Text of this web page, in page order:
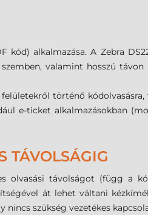
alkalmazása. A Zebra
valamint hosszú
történő
e-ticket alkalmazásokban
TÁVOLSÁGIG
olvasási távolságot (függ a
át lehet váltani
szükség vezetékes